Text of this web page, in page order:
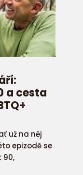
a cesta
už na něj
epizodě se
90,